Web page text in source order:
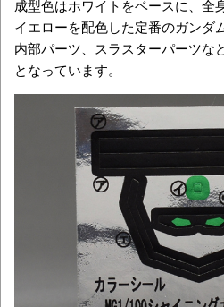
成型色はホワイトをベースに、全
イエローを配色した定番のガンダ
内部パーツ、スラスターパーツな
となっています。